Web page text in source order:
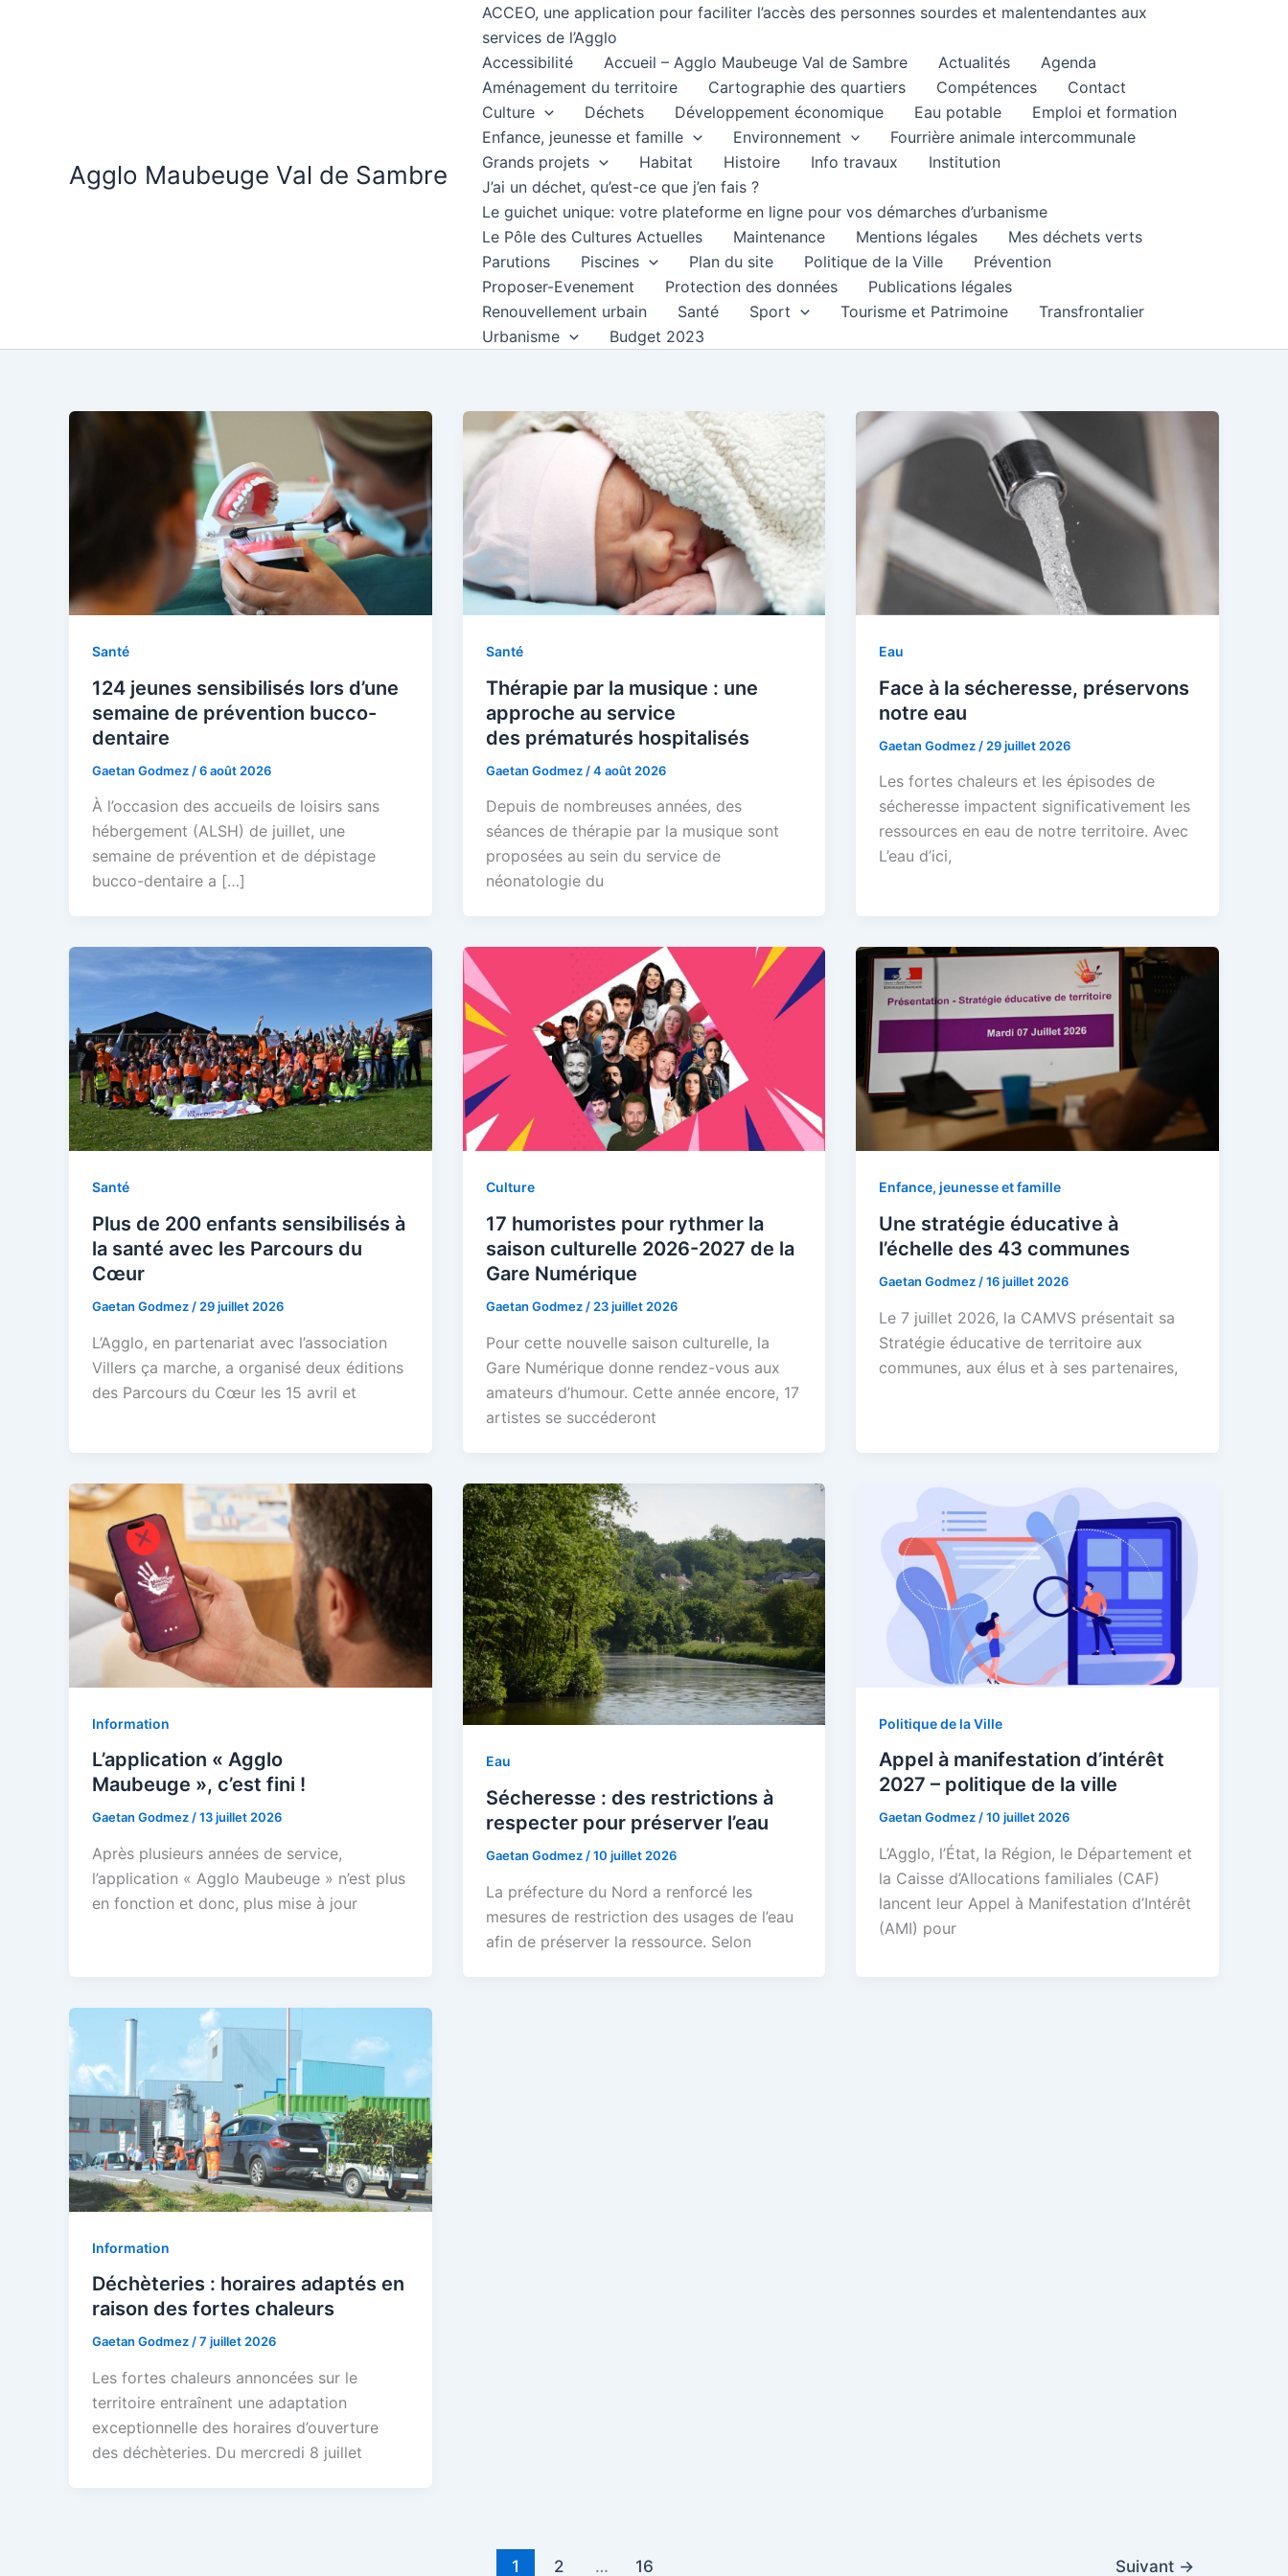
Agglo Maubeuge Val de Sambre
ACCEO, une application pour faciliter l’accès des personnes sourdes et malentendantes aux
services de l’Agglo
Accessibilité
Accueil – Agglo Maubeuge Val de Sambre Actualités
Agenda
Aménagement du territoire
Cartographie des quartiers Compétences
Contact
Culture
Déchets Développement économique Eau potable
Emploi et formation
Enfance, jeunesse et famille
Environnement
Fourrière animale intercommunale
Grands projets
Habitat Histoire Info travaux
Institution
J’ai un déchet, qu’est-ce que j’en fais ?
Le guichet unique: votre plateforme en ligne pour vos démarches d’urbanisme
Le Pôle des Cultures Actuelles
Maintenance Mentions légales
Mes déchets verts
Parutions
Piscines Plan du site Politique de la Ville
Prévention
Proposer-Evenement
Protection des données
Publications légales
Renouvellement urbain
Santé Sport Tourisme et Patrimoine
Transfrontalier
Urbanisme
Budget 2023
Santé
124 jeunes sensibilisés lors d’une
semaine de prévention bucco-
dentaire
Gaetan Godmez /6 août 2026
À l’occasion des accueils de loisirs sans
hébergement (ALSH) de juillet, une
semaine de prévention et de dépistage
bucco-dentaire a […]
Santé
Thérapie par la musique : une
approche au service
des prématurés hospitalisés
Gaetan Godmez /4 août 2026
Depuis de nombreuses années, des
séances de thérapie par la musique sont
proposées au sein du service de
néonatologie du
Eau
Face à la sécheresse, préservons
notre eau
Gaetan Godmez / 29 juillet 2026
Les fortes chaleurs et les épisodes de
sécheresse impactent significativement les
ressources en eau de notre territoire. Avec
L’eau d’ici,
Santé
Plus de 200 enfants sensibilisés à
la santé avec les Parcours du
Cœur
Gaetan Godmez / 29 juillet 2026
L’Agglo, en partenariat avec l’association
Villers ça marche, a organisé deux éditions
des Parcours du Cœur les 15 avril et
Culture
17 humoristes pour rythmer la
saison culturelle 2026-2027 de la
Gare Numérique
Gaetan Godmez / 23 juillet 2026
Pour cette nouvelle saison culturelle, la
Gare Numérique donne rendez-vous aux
amateurs d’humour. Cette année encore, 17
artistes se succéderont
Enfance, jeunesse et famille
Une stratégie éducative à
l’échelle des 43 communes
Gaetan Godmez /16 juillet 2026
Le 7 juillet 2026, la CAMVS présentait sa
Stratégie éducative de territoire aux
communes, aux élus et à ses partenaires,
Information
L’application « Agglo
Maubeuge », c’est fini !
Gaetan Godmez/13 juillet 2026
Après plusieurs années de service,
l’application « Agglo Maubeuge » n’est plus
en fonction et donc, plus mise à jour
Eau
Sécheresse : des restrictions à
respecter pour préserver l’eau
Gaetan Godmez /10 juillet 2026
La préfecture du Nord a renforcé les
mesures de restriction des usages de l’eau
afin de préserver la ressource. Selon
Politique de la Ville
Appel à manifestation d’intérêt
2027 – politique de la ville
Gaetan Godmez/10 juillet 2026
L’Agglo, l’État, la Région, le Département et
la Caisse d’Allocations familiales (CAF)
lancent leur Appel à Manifestation d’Intérêt
(AMI) pour
Information
Déchèteries : horaires adaptés en
raison des fortes chaleurs
Gaetan Godmez/7 juillet 2026
Les fortes chaleurs annoncées sur le
territoire entraînent une adaptation
exceptionnelle des horaires d’ouverture
des déchèteries. Du mercredi 8 juillet
1 2 … 16 Suivant →